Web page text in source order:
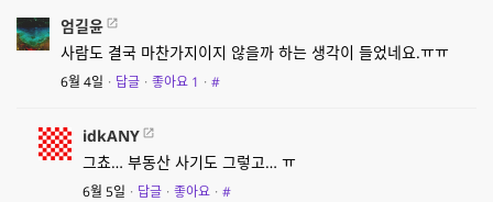
엄길윤
사람도 결국 마찬가지이지 않을까 하는 생각이 들었네요.ㅠㅠ
6월 4일 · 답글 · 좋아요 1 · #
idkANY
그쵸… 부동산 사기도 그렇고… ㅠ
6월 5일 · 답글 · 좋아요 · #